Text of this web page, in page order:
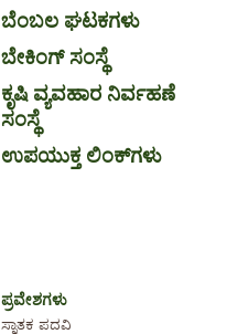
ಬೆಂಬಲ ಘಟಕಗಳು
ಬೇಕಿಂಗ್ ಸಂಸ್ಥೆ
ಕೃಷಿ ವ್ಯವಹಾರ ನಿರ್ವಹಣೆ
ಸಂಸ್ಥೆ
ಉಪಯುಕ್ತ ಲಿಂಕ್‌ಗಳು
ಪ್ರವೇಶಗಳು
ಸ್ನಾತಕ ಪದವಿ